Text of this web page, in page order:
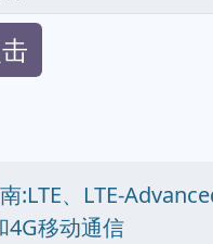
:LTE、LTE-
4G移动通信